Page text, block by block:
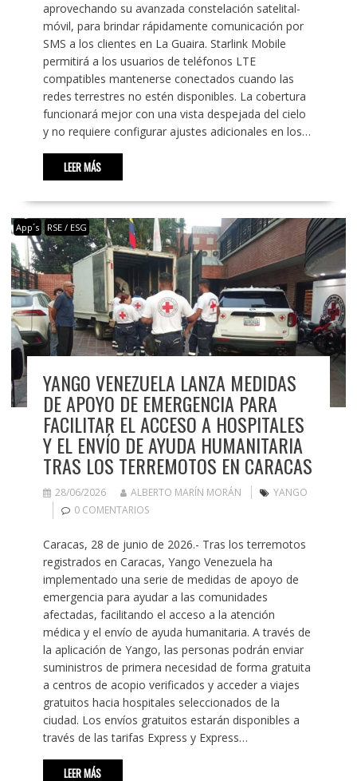
aprovechando su avanzada constelación satelital-
móvil, para brindar rápidamente comunicación por
SMS a los clientes en La Guaira. Starlink Mobile
permitirá a los usuarios de teléfonos LTE
compatibles mantenerse conectados cuando las
redes terrestres no estén disponibles. La cobertura
funcionará mejor con una vista despejada del cielo
y no requiere configurar ajustes adicionales en los…
LEER MÁS
App´s RSE / ESG
YANGO VENEZUELA LANZA MEDIDAS
DE APOYO DE EMERGENCIA PARA
FACILITAR EL ACCESO A HOSPITALES
Y EL ENVÍO DE AYUDA HUMANITARIA
TRAS LOS TERREMOTOS EN CARACAS
28/06/2026 ALBERTO MARÍN MORÁN
YANGO
0 COMENTARIOS
Caracas, 28 de junio de 2026.- Tras los terremotos
registrados en Caracas, Yango Venezuela ha
implementado una serie de medidas de apoyo de
emergencia para ayudar a las comunidades
afectadas, facilitando el acceso a la atención
médica y el envío de ayuda humanitaria. A través de
la aplicación de Yango, las personas podrán enviar
suministros de primera necesidad de forma gratuita
a centros de acopio verificados y acceder a viajes
gratuitos hacia hospitales seleccionados de la
ciudad. Los envíos gratuitos estarán disponibles a
través de las tarifas Express y Express…
LEER MÁS